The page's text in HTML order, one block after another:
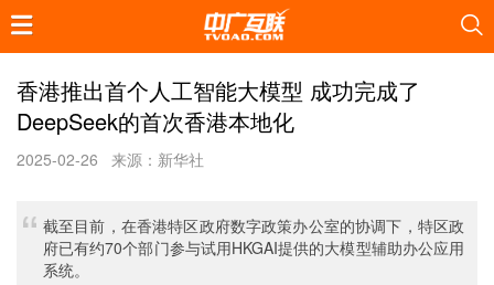
香港推出首个人工智能大模型 成功完成了
DeepSeek的首次香港本地化
2025-02-26 来源：新华社
截至目前，在香港特区政府数字政策办公室的协调下，特区政
府已有约70个部门参与试用HKGAI提供的大模型辅助办公应用
系统。